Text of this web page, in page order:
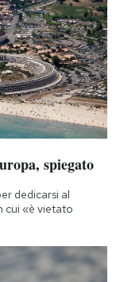
spiegato
dedicarsi al
cui «è vietato